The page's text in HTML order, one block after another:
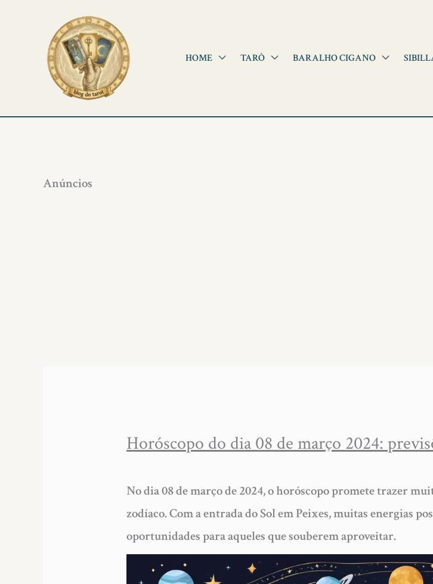
HOME TARÔ BARALHO CIGANO
Anúncios
Horóscopo do dia 08 de março 2024:
No dia 08 de março de 2024, o horóscopo promete trazer
zodíaco. Com a entrada do Sol em Peixes, muitas energias
oportunidades para aqueles que souberem aproveitar.